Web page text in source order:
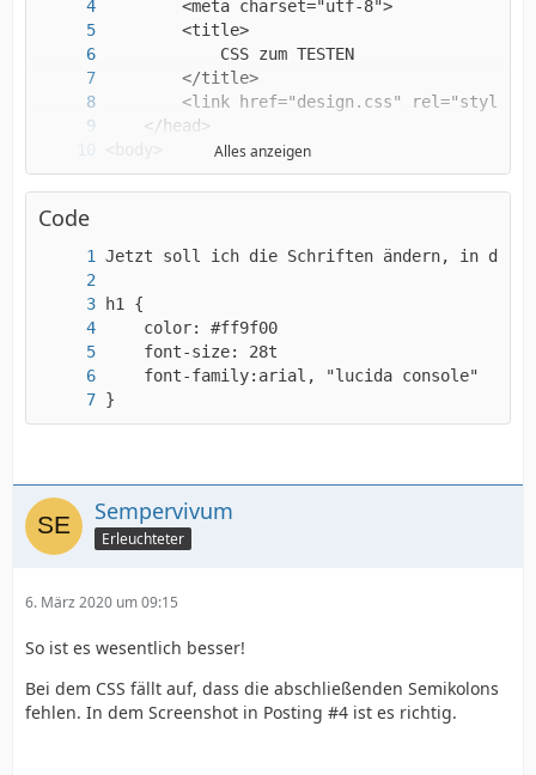
Alles anzeigen
Code
}
Sempervivum
Erleuchteter
6. März 2020 um 09:15
So ist es wesentlich besser!
Bei dem CSS fällt auf, dass die abschließenden Semikolons
fehlen. In dem Screenshot in Posting #4 ist es richtig.